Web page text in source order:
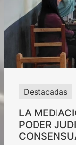
Destacadas
LA
PODER